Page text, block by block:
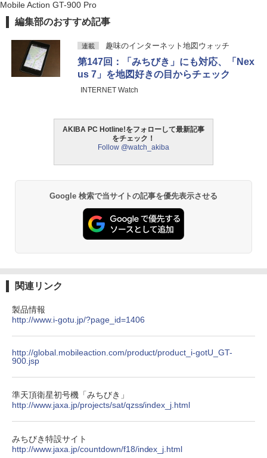
Mobile Action GT-900 Pro
編集部のおすすめ記事
連載 趣味のインターネット地図ウォッチ
第147回：「みちびき」にも対応、「Nex
us 7」を地図好きの目からチェック
INTERNET Watch
AKIBA PC Hotline!をフォローして最新記事
をチェック！
Follow @watch_akiba
Google 検索で当サイトの記事を優先表示させる
関連リンク
製品情報
http://www.i-gotu.jp/?page_id=1406
http://global.mobileaction.com/product/product_i-gotU_GT-
900.jsp
準天頂衛星初号機「みちびき」
http://www.jaxa.jp/projects/sat/qzss/index_j.html
みちびき特設サイト
http://www.jaxa.jp/countdown/f18/index_j.html